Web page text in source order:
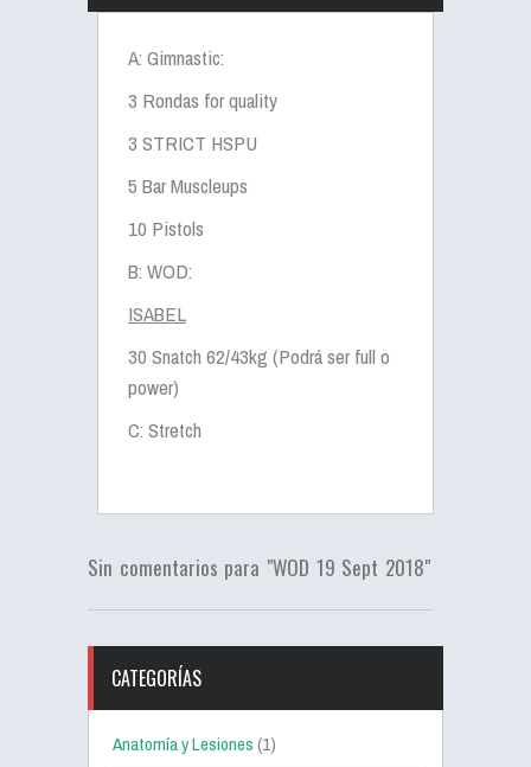
A: Gimnastic:
3 Rondas for quality
3 STRICT HSPU
5 Bar Muscleups
10 Pistols
B: WOD:
ISABEL
30 Snatch 62/43kg (Podrá ser full o
power)
C: Stretch
Sin comentarios para "WOD 19 Sept 2018"
CATEGORÍAS
Anatomía y Lesiones(1)